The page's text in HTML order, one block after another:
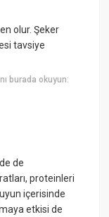
olur. Şeker
tavsiye
burada okuyun:
de
proteinleri
içerisinde
etkisi de